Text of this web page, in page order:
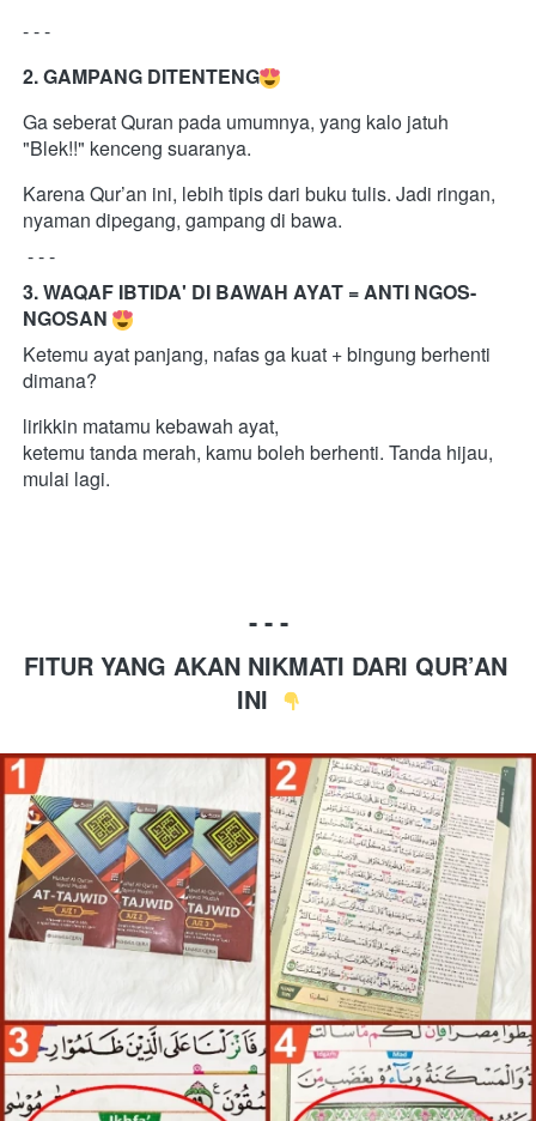
- - -
2. GAMPANG DITENTENG
Ga seberat Quran pada umumnya, yang kalo jatuh
"Blek!!" kenceng suaranya.
Karena Qur’an ini, lebih tipis dari buku tulis. Jadi ringan,
nyaman dipegang, gampang di bawa.
- - -
3. WAQAF IBTIDA' DI BAWAH AYAT = ANTI NGOS-
NGOSAN
Ketemu ayat panjang, nafas ga kuat + bingung berhenti
dimana?
lirikkin matamu kebawah ayat,
ketemu tanda merah, kamu boleh berhenti. Tanda hijau,
mulai lagi.
- - -
FITUR YANG AKAN NIKMATI DARI QUR’AN
INI